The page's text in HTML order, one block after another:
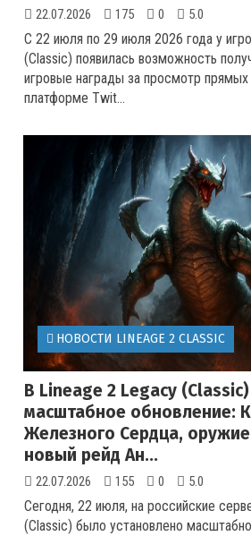
22.07.2026 175 0 5.0
С 22 июля по 29 июля 2026 года у
(Classic) появилась возможность
игровые награды за просмотр прямых
платформе Twit...
НОВОСТИ LINEAGE 2 CLASSIC
В Lineage 2 Legacy
масштабное обновление:
Железного Сердца,
новый рейд Ан...
22.07.2026 155 0 5.0
Сегодня, 22 июля, на российские
(Classic) было установлено